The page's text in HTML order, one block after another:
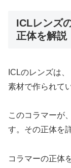
ICLレンズ
正体を解説
ICLのレンズは
素材で作られて
このコラマーが
す。その正体を
コラマーの正体